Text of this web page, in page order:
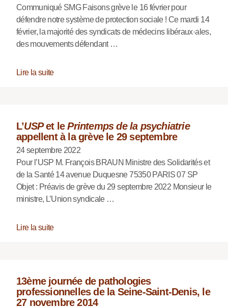
Communiqué SMG Faisons grève le 16 février pour
défendre notre système de protection sociale ! Ce mardi 14
février, la majorité des syndicats de médecins libéraux·ales,
des mouvements défendant …
Lire la suite
L’USPet lePrintemps de la psychiatrie
appellent à la grève le 29 septembre
24 septembre 2022
Pour l’USP M. François BRAUN Ministre des Solidarités et
de la Santé 14 avenue Duquesne 75350 PARIS 07 SP
Objet : Préavis de grève du 29 septembre 2022 Monsieur le
ministre, L’Union syndicale …
Lire la suite
13ème journée de pathologies
professionnelles de la Seine-Saint-Denis, le
27 novembre 2014